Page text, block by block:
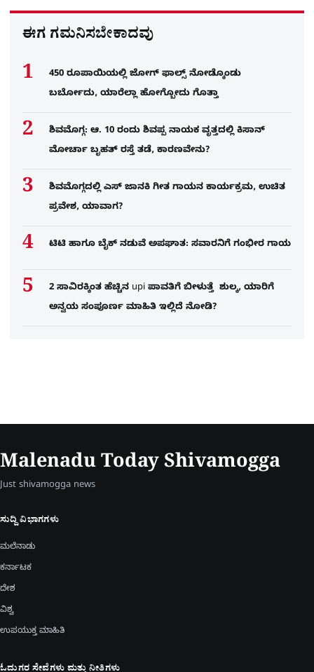
ಈಗ ಗಮನಿಸಬೇಕಾದವು
450 ರೂಪಾಯಿಯಲ್ಲಿ ಜೋಗ್​ ಫಾಲ್ಸ್​ ನೋಡ್ಕೊಂಡು
ಬರ್ಬೋದು, ಯಾರೆಲ್ಲಾ ಹೋಗ್ಬೋದು ಗೊತ್ತಾ
ಶಿವಮೊಗ್ಗ: ಆ. 10 ರಂದು ಶಿವಪ್ಪ ನಾಯಕ ವೃತ್ತದಲ್ಲಿ ಕಿಸಾನ್
ಮೋರ್ಚಾ ಬೃಹತ್ ರಸ್ತೆ ತಡೆ, ಕಾರಣವೇನು?
ಶಿವಮೊಗ್ಗದಲ್ಲಿ ಎಸ್​ ಜಾನಕಿ ಗೀತ ಗಾಯನ ಕಾರ್ಯಕ್ರಮ, ಉಚಿತ
ಪ್ರವೇಶ, ಯಾವಾಗ?
ಟಿಟಿ ಹಾಗೂ ಬೈಕ್ ನಡುವೆ ಅಪಘಾತ: ಸವಾರನಿಗೆ ಗಂಭೀರ ಗಾಯ
2 ಸಾವಿರಕ್ಕಿಂತ ಹೆಚ್ಚಿನ upi ಪಾವತಿಗೆ ಬೀಳುತ್ತೆ ಶುಲ್ಕ, ಯಾರಿಗೆ
ಅನ್ವಯ ಸಂಪೂರ್ಣ ಮಾಹಿತಿ ಇಲ್ಲಿದೆ ನೋಡಿ?
Malenadu Today Shivamogga
Just shivamogga news
ಸುದ್ದಿ ವಿಭಾಗಗಳು
ಮಲೆನಾಡು
ಕರ್ನಾಟಕ
ದೇಶ
ವಿಶ್ವ
ಉಪಯುಕ್ತ ಮಾಹಿತಿ